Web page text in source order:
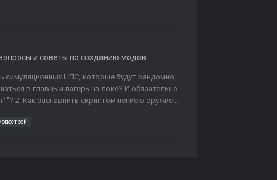
и советы по созданию модов
симуляционных НПС, которые будут рандомно
в главный лагерь на локе? И обязательно
2. Как заспавнить скриптом неписю оружие...